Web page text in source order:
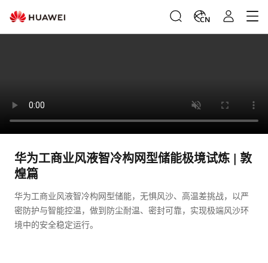
CN
华为工商业风液智冷构网型储能极境试炼 | 敦
煌篇
华为工商业风液智冷构网型储能，无惧风沙、高温差挑战，以严
密防护与智能控温，做到防尘耐温、密封可靠，实现极端风沙环
境中的安全稳定运行。